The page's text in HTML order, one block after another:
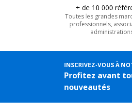
+ de 10 000
Toutes les grandes
professionnels,
INSCRIVEZ-VOUS À
Profitez avant
nouveautés